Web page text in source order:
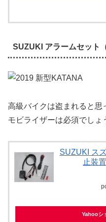
SUZUKI アラームセット
高級バイクは盗まれると思
モビライザーは必須でしょ
SUZUKI ス
止装
Yahooシ